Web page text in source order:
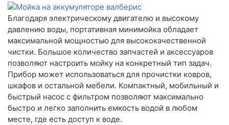
Благодаря электрическому двигателю и высокому
давлению воды, портативная минимойка обладает
максимальной мощностью для высококачественной
чистки. Большое количество запчастей и аксессуаров
позволяют настроить мойку на конкретный тип задач.
Прибор может использоваться для прочистки ковров,
шкафов и остальной мебели. Компактный, мобильный и
быстрый насос с фильтром позволяют максимально
быстро и легко заполнить емкость водой в любом
месте, где есть доступ к воде.